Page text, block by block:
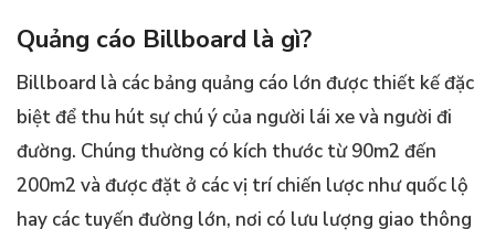
Quảng cáo Billboard là gì?
Billboard là các bảng quảng cáo lớn được thiết kế đặc
biệt để thu hút sự chú ý của người lái xe và người đi
đường. Chúng thường có kích thước từ 90m2 đến
200m2 và được đặt ở các vị trí chiến lược như quốc lộ
hay các tuyến đường lớn, nơi có lưu lượng giao thông